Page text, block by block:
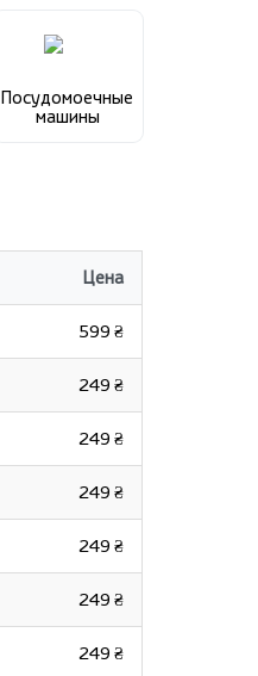
Посудомоечные
машины
Цена
599 ₴
249 ₴
249 ₴
249 ₴
249 ₴
249 ₴
249 ₴